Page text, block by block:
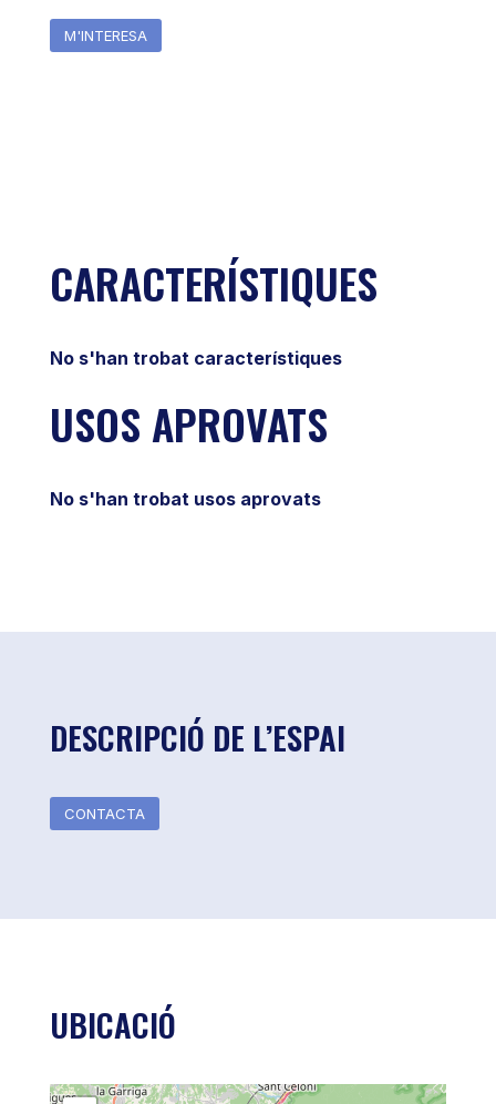
M'INTERESA
CARACTERÍSTIQUES
No s'han trobat característiques
USOS APROVATS
No s'han trobat usos aprovats
DESCRIPCIÓ DE L’ESPAI
CONTACTA
UBICACIÓ